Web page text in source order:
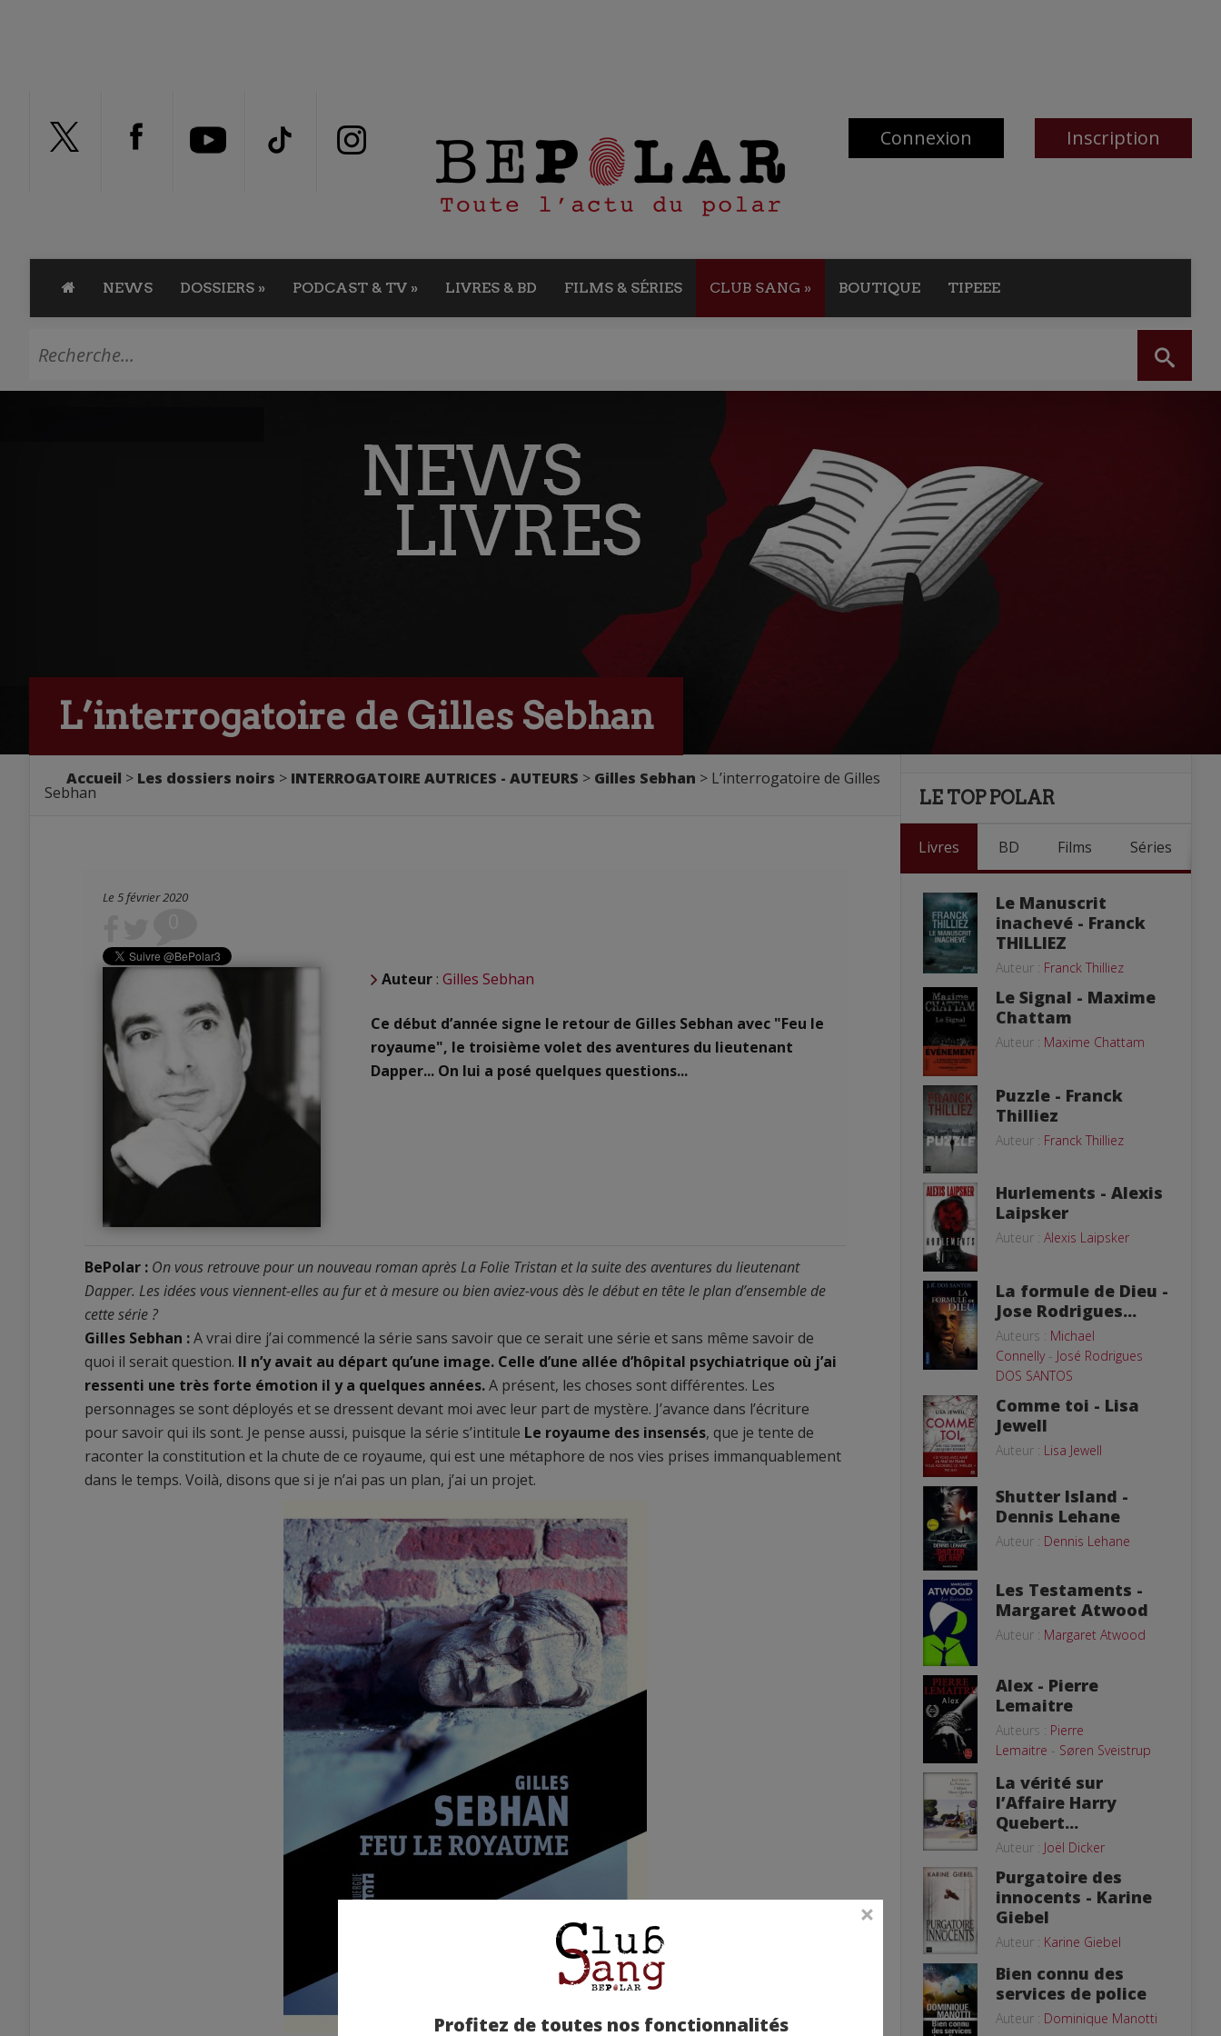
Connexion Inscription
NEWS DOSSIERS » PODCAST & TV » LIVRES & BD FILMS & SÉRIES CLUB SANG » BOUTIQUE TIPEEE
Profitez de toutes nos fonctionnalités
L’interrogatoire de Gilles Sebhan
Accueil > Les dossiers noirs > INTERROGATOIRE AUTRICES - AUTEURS > Gilles Sebhan > L’interrogatoire de Gilles
Sebhan
Le 5 février 2020
0
0
Auteur : Gilles Sebhan
Ce début d’année signe le retour de Gilles Sebhan avec "Feu le
royaume", le troisième volet des aventures du lieutenant
Dapper... On lui a posé quelques questions...
BePolar : On vous retrouve pour un nouveau roman après La Folie Tristan et la suite des aventures du lieutenant
Dapper. Les idées vous viennent-elles au fur et à mesure ou bien aviez-vous dès le début en tête le plan d’ensemble de
cette série ?
Gilles Sebhan :A vrai dire j’ai commencé la série sans savoir que ce serait une série et sans même savoir de
quoi il serait question. Il n’y avait au départ qu’une image. Celle d’une allée d’hôpital psychiatrique où j’ai
ressenti une très forte émotion il y a quelques années.A présent, les choses sont différentes. Les
personnages se sont déployés et se dressent devant moi avec leur part de mystère. J’avance dans l’écriture
pour savoir qui ils sont. Je pense aussi, puisque la série s’intitule Le royaume des insensés, que je tente de
raconter la constitution et la chute de ce royaume, qui est une métaphore de nos vies prises immanquablement
dans le temps. Voilà, disons que si je n’ai pas un plan, j’ai un projet.
LE TOP POLAR
Livres BD Films Séries
Le Manuscrit
inachevé - Franck
THILLIEZ
Auteur : Franck Thilliez
Le Signal - Maxime
Chattam
Auteur : Maxime Chattam
Puzzle - Franck
Thilliez
Auteur : Franck Thilliez
Hurlements - Alexis
Laipsker
Auteur : Alexis Laipsker
La formule de Dieu -
Jose Rodrigues...
Auteurs : Michael
Connelly- José Rodrigues
DOS SANTOS
Comme toi - Lisa
Jewell
Auteur : Lisa Jewell
Shutter Island -
Dennis Lehane
Auteur : Dennis Lehane
Les Testaments -
Margaret Atwood
Auteur : Margaret Atwood
Alex - Pierre
Lemaitre
Auteurs : Pierre
Lemaitre - Søren Sveistrup
La vérité sur
l’Affaire Harry
Quebert...
Auteur : Joël Dicker
Purgatoire des
innocents - Karine
Giebel
Auteur : Karine Giebel
Bien connu des
services de police
Auteur : Dominique Manotti